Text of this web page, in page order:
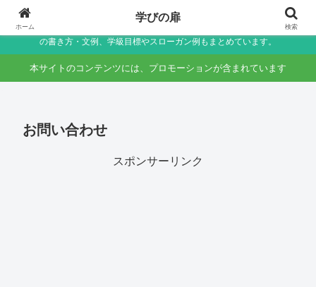
小学生〜未就学児の保護者向け家庭学習・学校生活サポートサイト～助詞・言
葉の違いなど国語のつまずきをやさしく解説しつつ、学校生活で役立つ連絡帳
の書き方・文例、学級目標やスローガン例もまとめています。
本サイトのコンテンツには、プロモーションが含まれています
お問い合わせ
スポンサーリンク
ホーム
学びの扉
検索